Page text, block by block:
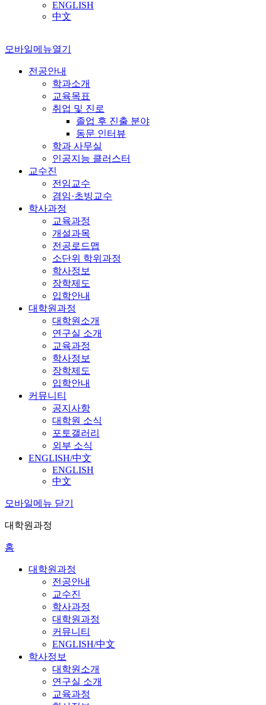
ENGLISH
中文
모바일메뉴열기
전공안내
학과소개
교육목표
취업 및 진로
졸업 후 진출 분야
동문 인터뷰
학과 사무실
인공지능 클러스터
교수진
전임교수
겸임·초빙교수
학사과정
교육과정
개설과목
전공로드맵
소단위 학위과정
학사정보
장학제도
입학안내
대학원과정
대학원소개
연구실 소개
교육과정
학사정보
장학제도
입학안내
커뮤니티
공지사항
대학원 소식
포토갤러리
외부 소식
ENGLISH/中文
ENGLISH
中文
모바일메뉴 닫기
대학원과정
홈
대학원과정
전공안내
교수진
학사과정
대학원과정
커뮤니티
ENGLISH/中文
학사정보
대학원소개
연구실 소개
교육과정